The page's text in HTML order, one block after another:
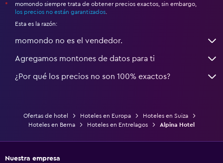
*
momondo siempre trata de obtener precios exactos, sin embargo,
los precios no están garantizados
Esta es la razón:
momondo no es el vendedor.
Agregamos montones de datos para ti
¿Por qué los precios no son 100% exactos?
Ofertas de hotel Hoteles en Europa
Hoteles en Suiza
Hoteles en Berna
Hoteles en Entrelagos Alpina Hotel
Nuestra empresa